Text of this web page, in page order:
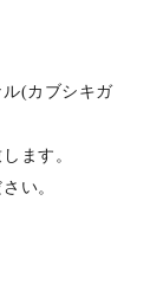
(カブシキガ
ます。
い。